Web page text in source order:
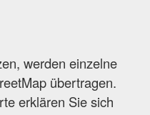
werden einzelne
übertragen.
erklären Sie sich